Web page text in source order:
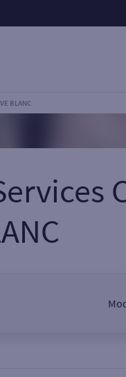
BLANC